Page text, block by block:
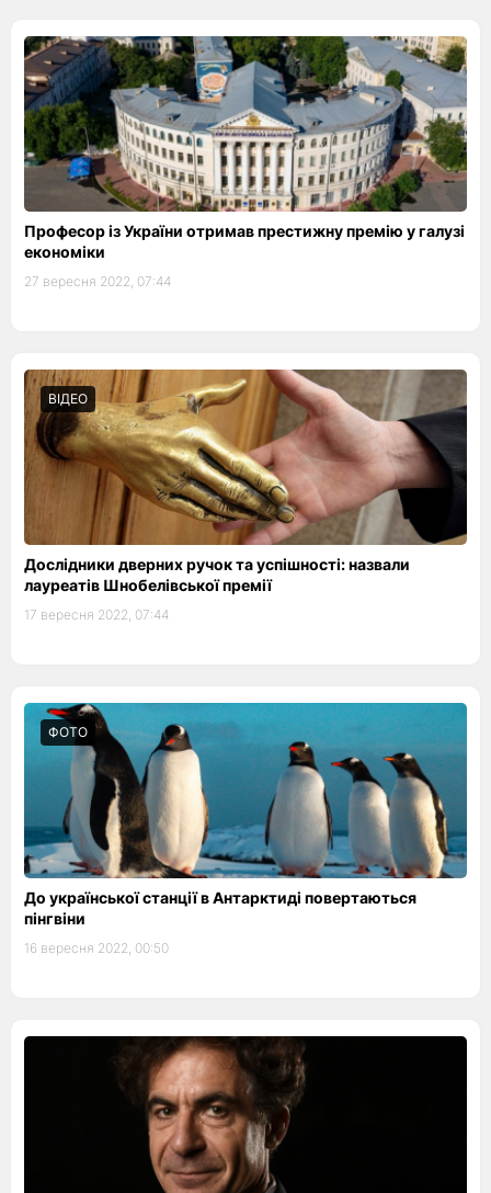
Професор із України отримав престижну премію у галузі
економіки
27 вересня 2022, 07:44
ВІДЕО
Дослідники дверних ручок та успішності: назвали
лауреатів Шнобелівської премії
17 вересня 2022, 07:44
ФОТО
До української станції в Антарктиді повертаються
пінгвіни
16 вересня 2022, 00:50